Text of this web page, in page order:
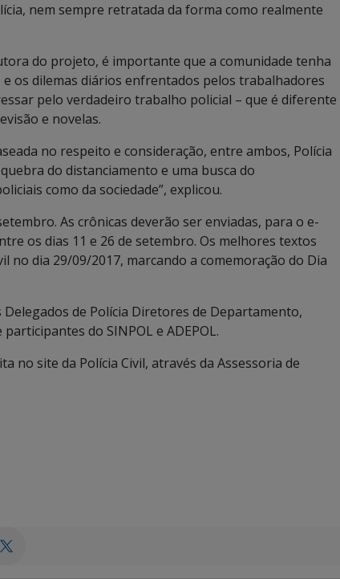
nem sempre retratada da forma como realmente
do projeto, é importante que a comunidade tenha
os dilemas diários enfrentados pelos trabalhadores
pelo verdadeiro trabalho policial – que é diferente
e novelas.
no respeito e consideração, entre ambos, Polícia
do distanciamento e uma busca do
como da sociedade”, explicou.
As crônicas deverão ser enviadas, para o e-
os dias 11 e 26 de setembro. Os melhores textos
no dia 29/09/2017, marcando a comemoração do Dia
de Polícia Diretores de Departamento,
do SINPOL e ADEPOL.
no site da Polícia Civil, através da Assessoria de